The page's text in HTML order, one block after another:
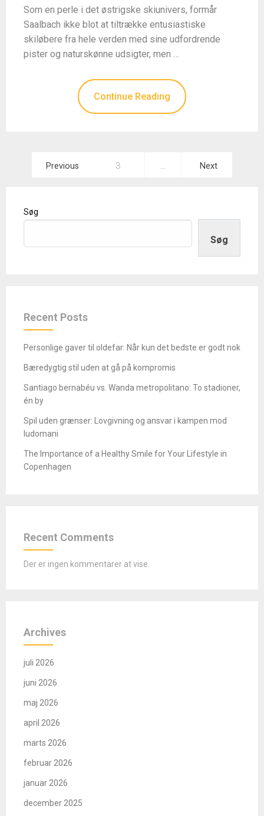
Som en perle i det østrigske skiunivers, formår
Saalbach ikke blot at tiltrække entusiastiske
skiløbere fra hele verden med sine udfordrende
pister og naturskønne udsigter, men …
Continue Reading
Indlægsinddeling
Previous 3 … Next
Søg
Søg
Recent Posts
Personlige gaver til oldefar: Når kun det bedste er godt nok
Bæredygtig stil uden at gå på kompromis
Santiago bernabéu vs. Wanda metropolitano: To stadioner,
én by
Spil uden grænser: Lovgivning og ansvar i kampen mod
ludomani
The Importance of a Healthy Smile for Your Lifestyle in
Copenhagen
Recent Comments
Der er ingen kommentarer at vise.
Archives
juli 2026
juni 2026
maj 2026
april 2026
marts 2026
februar 2026
januar 2026
december 2025